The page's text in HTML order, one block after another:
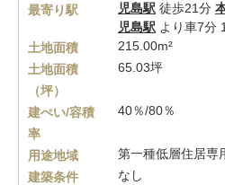
最寄り駅
児島駅 徒歩21分
児島駅 より車7分
土地面積
215.00m²
土地面積
（坪）
65.03坪
建ぺい/容積
率
40％/80％
用途地域
第一種低層住居専
建築条件
なし